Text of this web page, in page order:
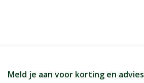
Meld je aan voor korting en advies